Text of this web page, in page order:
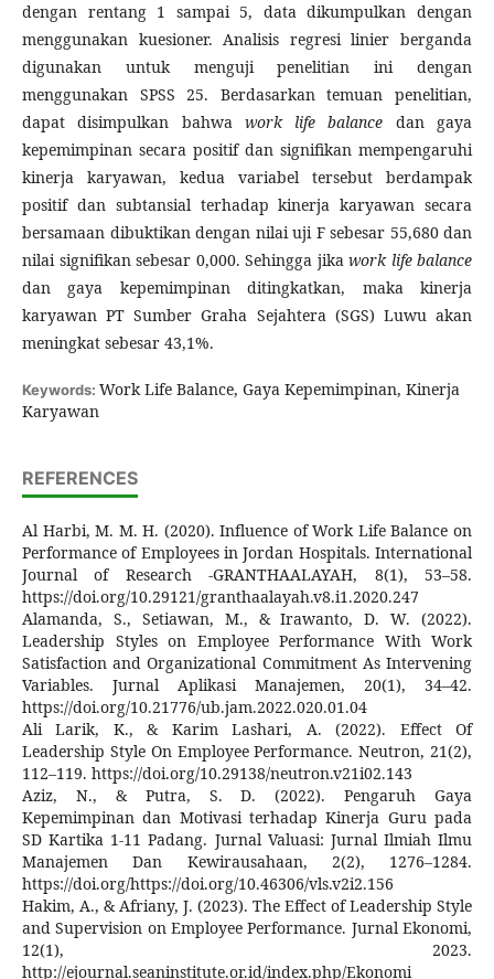
dengan rentang 1 sampai 5, data dikumpulkan dengan
menggunakan kuesioner. Analisis regresi linier berganda
digunakan untuk menguji penelitian ini dengan
menggunakan SPSS 25. Berdasarkan temuan penelitian,
dapat disimpulkan bahwa work life balance dan gaya
kepemimpinan secara positif dan signifikan mempengaruhi
kinerja karyawan, kedua variabel tersebut berdampak
positif dan subtansial terhadap kinerja karyawan secara
bersamaan dibuktikan dengan nilai uji F sebesar 55,680 dan
nilai signifikan sebesar 0,000. Sehingga jika work life balance
dan gaya kepemimpinan ditingkatkan, maka kinerja
karyawan PT Sumber Graha Sejahtera (SGS) Luwu akan
meningkat sebesar 43,1%.
Keywords: Work Life Balance, Gaya Kepemimpinan, Kinerja
Karyawan
REFERENCES
Al Harbi, M. M. H. (2020). Influence of Work Life Balance on
Performance of Employees in Jordan Hospitals. International
Journal of Research -GRANTHAALAYAH, 8(1), 53–58.
https://doi.org/10.29121/granthaalayah.v8.i1.2020.247
Alamanda, S., Setiawan, M., & Irawanto, D. W. (2022).
Leadership Styles on Employee Performance With Work
Satisfaction and Organizational Commitment As Intervening
Variables. Jurnal Aplikasi Manajemen, 20(1), 34–42.
https://doi.org/10.21776/ub.jam.2022.020.01.04
Ali Larik, K., & Karim Lashari, A. (2022). Effect Of
Leadership Style On Employee Performance. Neutron, 21(2),
112–119. https://doi.org/10.29138/neutron.v21i02.143
Aziz, N., & Putra, S. D. (2022). Pengaruh Gaya
Kepemimpinan dan Motivasi terhadap Kinerja Guru pada
SD Kartika 1-11 Padang. Jurnal Valuasi: Jurnal Ilmiah Ilmu
Manajemen Dan Kewirausahaan, 2(2), 1276–1284.
https://doi.org/https://doi.org/10.46306/vls.v2i2.156
Hakim, A., & Afriany, J. (2023). The Effect of Leadership Style
and Supervision on Employee Performance. Jurnal Ekonomi,
12(1), 2023.
http://ejournal.seaninstitute.or.id/index.php/Ekonomi